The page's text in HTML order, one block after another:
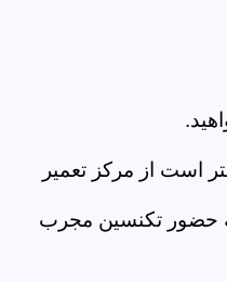
است از مرکز تعمیر
حضور تکنسین مجرب